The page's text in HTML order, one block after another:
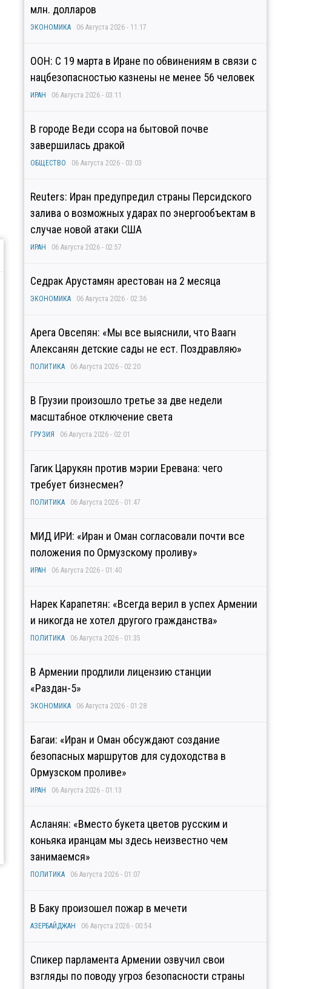
млн. долларов
ЭКОНОМИКА 06 Августа 2026 - 11:17
ООН: С 19 марта в Иране по обвинениям в связи с
нацбезопасностью казнены не менее 56 человек
ИРАН 06 Августа 2026 - 03:11
В городе Веди ссора на бытовой почве
завершилась дракой
ОБЩЕСТВО 06 Августа 2026 - 03:03
Reuters: Иран предупредил страны Персидского
залива о возможных ударах по энергообъектам в
случае новой атаки США
ИРАН 06 Августа 2026 - 02:57
Седрак Арустамян арестован на 2 месяца
ЭКОНОМИКА 06 Августа 2026 - 02:36
Арега Овсепян: «Мы все выяснили, что Ваагн
Алексанян детские сады не ест. Поздравляю»
ПОЛИТИКА 06 Августа 2026 - 02:20
В Грузии произошло третье за две недели
масштабное отключение света
ГРУЗИЯ 06 Августа 2026 - 02:01
Гагик Царукян против мэрии Еревана: чего
требует бизнесмен?
ПОЛИТИКА 06 Августа 2026 - 01:47
МИД ИРИ: «Иран и Оман согласовали почти все
положения по Ормузскому проливу»
ИРАН 06 Августа 2026 - 01:40
Нарек Карапетян: «Всегда верил в успех Армении
и никогда не хотел другого гражданства»
ПОЛИТИКА 06 Августа 2026 - 01:35
В Армении продлили лицензию станции
«Раздан-5»
ЭКОНОМИКА 06 Августа 2026 - 01:28
Багаи: «Иран и Оман обсуждают создание
безопасных маршрутов для судоходства в
Ормузском проливе»
ИРАН 06 Августа 2026 - 01:13
Асланян: «Вместо букета цветов русским и
коньяка иранцам мы здесь неизвестно чем
занимаемся»
ПОЛИТИКА 06 Августа 2026 - 01:07
В Баку произошел пожар в мечети
АЗЕРБАЙДЖАН 06 Августа 2026 - 00:54
Спикер парламента Армении озвучил свои
взгляды по поводу угроз безопасности страны